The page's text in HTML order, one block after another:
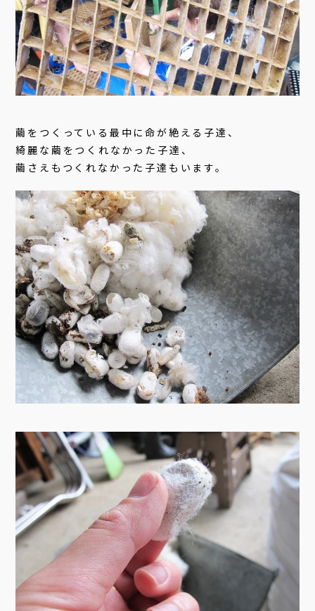
繭をつくっている最中に命が絶える子達、
綺麗な繭をつくれなかった子達、
繭さえもつくれなかった子達もいます。